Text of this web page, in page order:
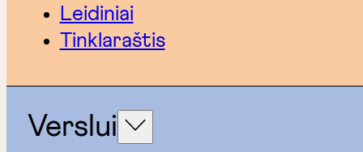
Leidiniai
Tinklaraštis
Verslui